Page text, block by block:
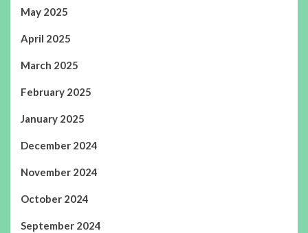
May 2025
April 2025
March 2025
February 2025
January 2025
December 2024
November 2024
October 2024
September 2024